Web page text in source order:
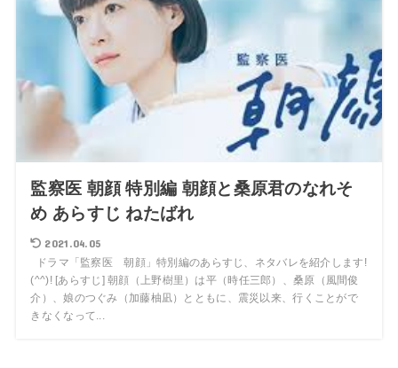
監察医 朝顔 特別編 朝顔と桑原君のなれそ
め あらすじ ねたばれ
2021.04.05
ドラマ「監察医 朝顔」特別編のあらすじ、ネタバレを紹介します!
(^^)! [あらすじ] 朝顔（上野樹里）は平（時任三郎）、桑原（風間俊
介）、娘のつぐみ（加藤柚凪）とともに、震災以来、行くことがで
きなくなって...